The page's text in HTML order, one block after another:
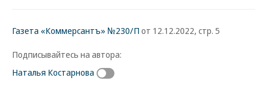
Газета «Коммерсантъ» №230/П от 12.12.2022, стр. 5
Подписывайтесь на автора:
Наталья Костарнова